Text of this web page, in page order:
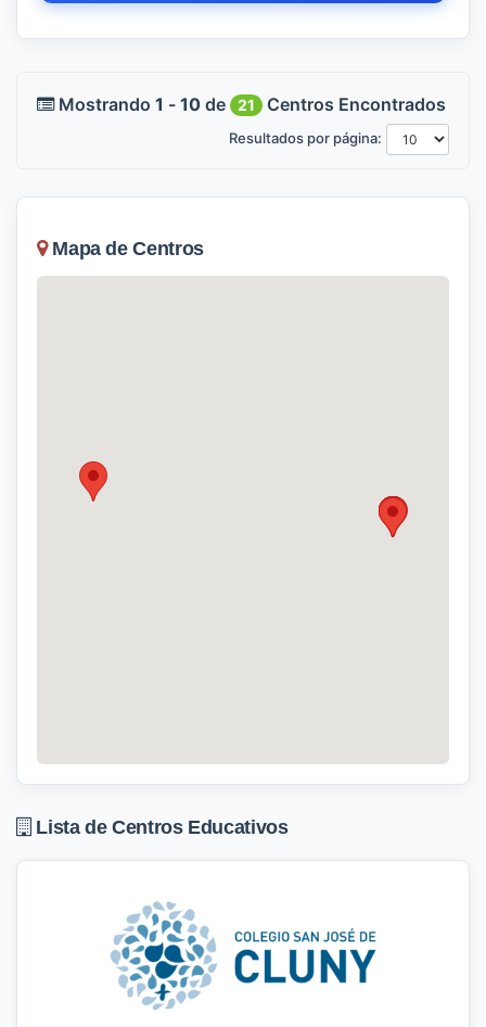
Mostrando 1 - 10 de 21 Centros Encontrados
Resultados por página:
Mapa de Centros
Lista de Centros Educativos